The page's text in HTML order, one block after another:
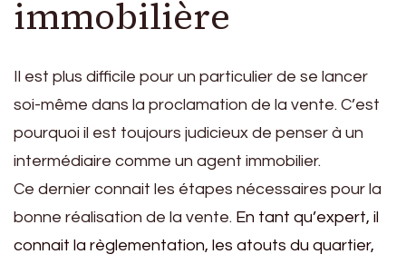
immobilière
Il est plus difficile pour un particulier de se lancer
soi-même dans la proclamation de la vente. C’est
pourquoi il est toujours judicieux de penser à un
intermédiaire comme un agent immobilier.
Ce dernier connait les étapes nécessaires pour la
bonne réalisation de la vente. En tant qu’expert, il
connait la règlementation, les atouts du quartier,